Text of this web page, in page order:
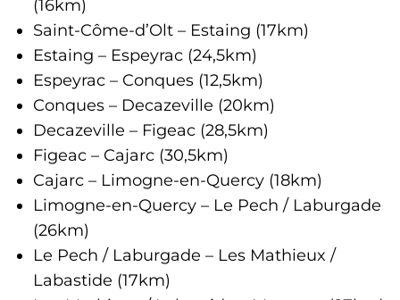
(16km)
Saint-Côme-d’Olt – Estaing (17km)
Estaing – Espeyrac (24,5km)
Espeyrac – Conques (12,5km)
Conques – Decazeville (20km)
Decazeville – Figeac (28,5km)
Figeac – Cajarc (30,5km)
Cajarc – Limogne-en-Quercy (18km)
Limogne-en-Quercy – Le Pech / Laburgade
(26km)
Le Pech / Laburgade – Les Mathieux /
Labastide (17km)